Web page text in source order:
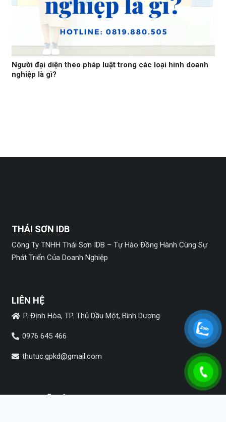
Người đại diện theo pháp luật trong các loại hình doanh
nghiệp là gì?
THÁI SƠN IDB
Công Ty TNHH Thái Sơn IDB – Tự Hào Đồng Hành Cùng Sự
Phát Triển Của Doanh Nghiệp
LIÊN HỆ
P. Định Hòa, TP. Thủ Dầu Một, Bình Dương
0976 645 466
thutuc.gpkd@gmail.com